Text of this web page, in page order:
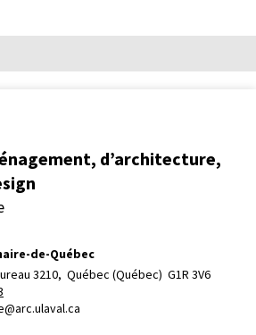
d’architecture,
de-Québec
3210, Québec (Québec)  G1R 3V6